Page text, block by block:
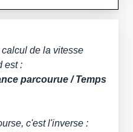
de la vitesse
est :
parcourue / Temps
c'est l'inverse :